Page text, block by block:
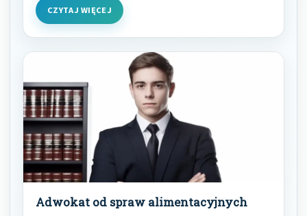
CZYTAJ WIĘCEJ
Adwokat od spraw alimentacyjnych